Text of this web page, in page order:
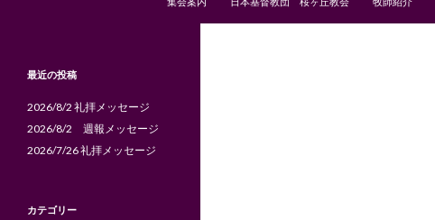
最近の投稿
2026/8/2 礼拝メッセージ
2026/8/2 週報メッセージ
2026/7/26 礼拝メッセージ
カテゴリー